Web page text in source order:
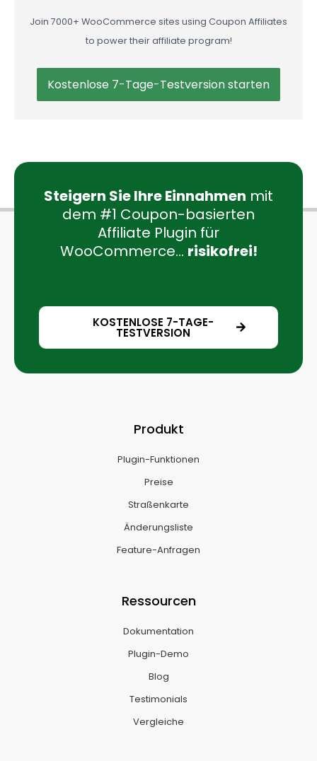
Join 7000+ WooCommerce sites using Coupon Affiliates
to power their affiliate program!
Kostenlose 7-Tage-Testversion starten
Steigern Sie Ihre Einnahmen mit
dem #1 Coupon-basierten
Affiliate Plugin für
WooCommerce... risikofrei!
KOSTENLOSE 7-TAGE-
TESTVERSION
Produkt
Plugin-Funktionen
Preise
Straßenkarte
Änderungsliste
Feature-Anfragen
Ressourcen
Dokumentation
Plugin-Demo
Blog
Testimonials
Vergleiche